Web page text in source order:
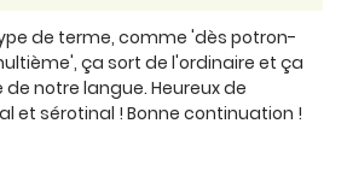
de terme, comme 'dès potron-
ça sort de l'ordinaire et ça
notre langue. Heureux de
et sérotinal ! Bonne continuation !